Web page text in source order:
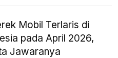
Mobil Terlaris di
pada April 2026,
Jawaranya